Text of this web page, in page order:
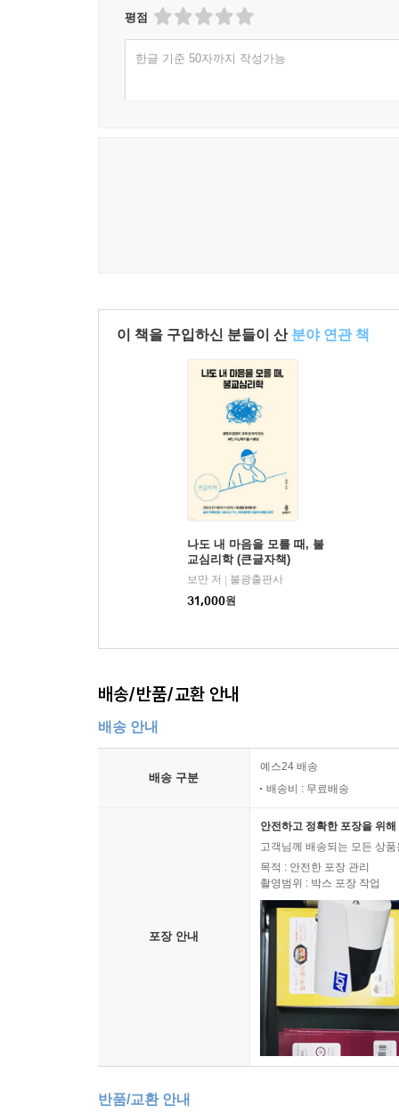
‘나’라고 움켜쥐는 마음이 괴로움을 만든다.
그러나 우리가 ‘나’라고 믿고 있는 몸과 마음은
삶의 돌부리에 걸려 멈춰 선 순간들은 결국 지혜의
이 책에는 마흔여섯 가지의 질의응답이 담겨 있
또한 하나의 방향을 가리킨다. 그 한 가지 원리를
각 장 사이에 배치된 〈진경 스님의 수행 여정〉
따라가며 이 길이 결코 혼자만의 외로운 여정
인간으로 태어난 이유가 고작 삶이라는 고단한
번뇌는 오히려 진정한 기쁨으로 나아가기 위한
바꾸는 기회로 바라보게 한다. 독자들도 이 책
평점
한글 기준 50자까지 작성가능
이 책을 구입하신 분들이 산 분야 연관 책
나도 내 마음을 모를 때, 불
교심리학 (큰글자책)
보만 저
불광출판사
31,000원
배송/반품/교환 안내
배송 안내
배송 구분
예스24 배송
배송비 : 무료배송
포장 안내
안전하고 정확한 포장을 위
고객님께 배송되는 모든 상
목적 : 안전한 포장 관리
촬영범위 : 박스 포장 작업
반품/교환 안내